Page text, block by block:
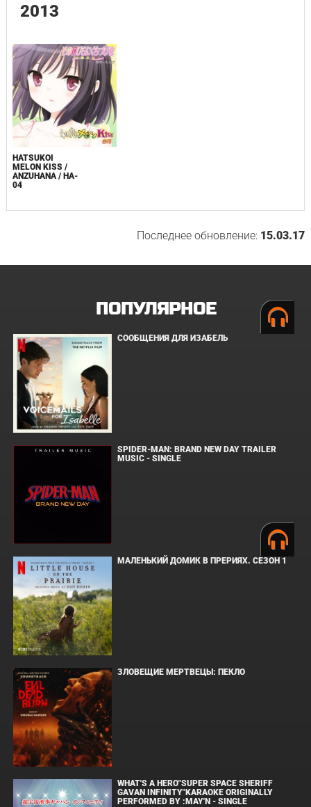
2013
HATSUKOI
MELON KISS /
ANZUHANA / HA-
04
Последнее обновление: 15.03.17
ПОПУЛЯРНОЕ
СООБЩЕНИЯ ДЛЯ ИЗАБЕЛЬ
SPIDER-MAN: BRAND NEW DAY TRAILER
MUSIC - SINGLE
МАЛЕНЬКИЙ ДОМИК В ПРЕРИЯХ. СЕЗОН 1
ЗЛОВЕЩИЕ МЕРТВЕЦЫ: ПЕКЛО
WHAT'S A HERO"SUPER SPACE SHERIFF
GAVAN INFINITY"KARAOKE ORIGINALLY
PERFORMED BY :MAY'N - SINGLE